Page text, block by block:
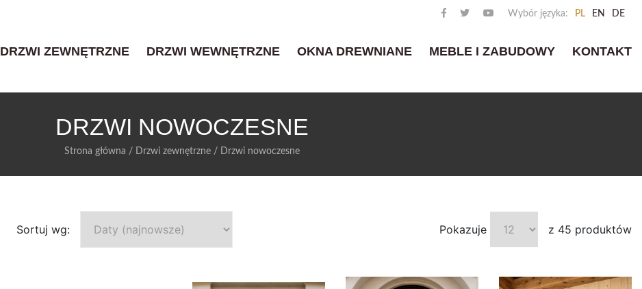
Wybór języka: PL EN DE
DRZWI ZEWNĘTRZNE DRZWI WEWNĘTRZNE OKNA DREWNIANE MEBLE I ZABUDOWY KONTAKT
DRZWI NOWOCZESNE
Strona główna / Drzwi zewnętrzne / Drzwi nowoczesne
Sortuj wg: Pokazuje z 45 produktów